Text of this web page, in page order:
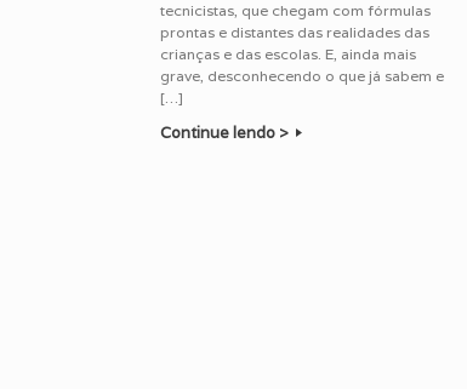
tecnicistas, que chegam com fórmulas
prontas e distantes das realidades das
crianças e das escolas. E, ainda mais
grave, desconhecendo o que já sabem e
[…]
Continue lendo >